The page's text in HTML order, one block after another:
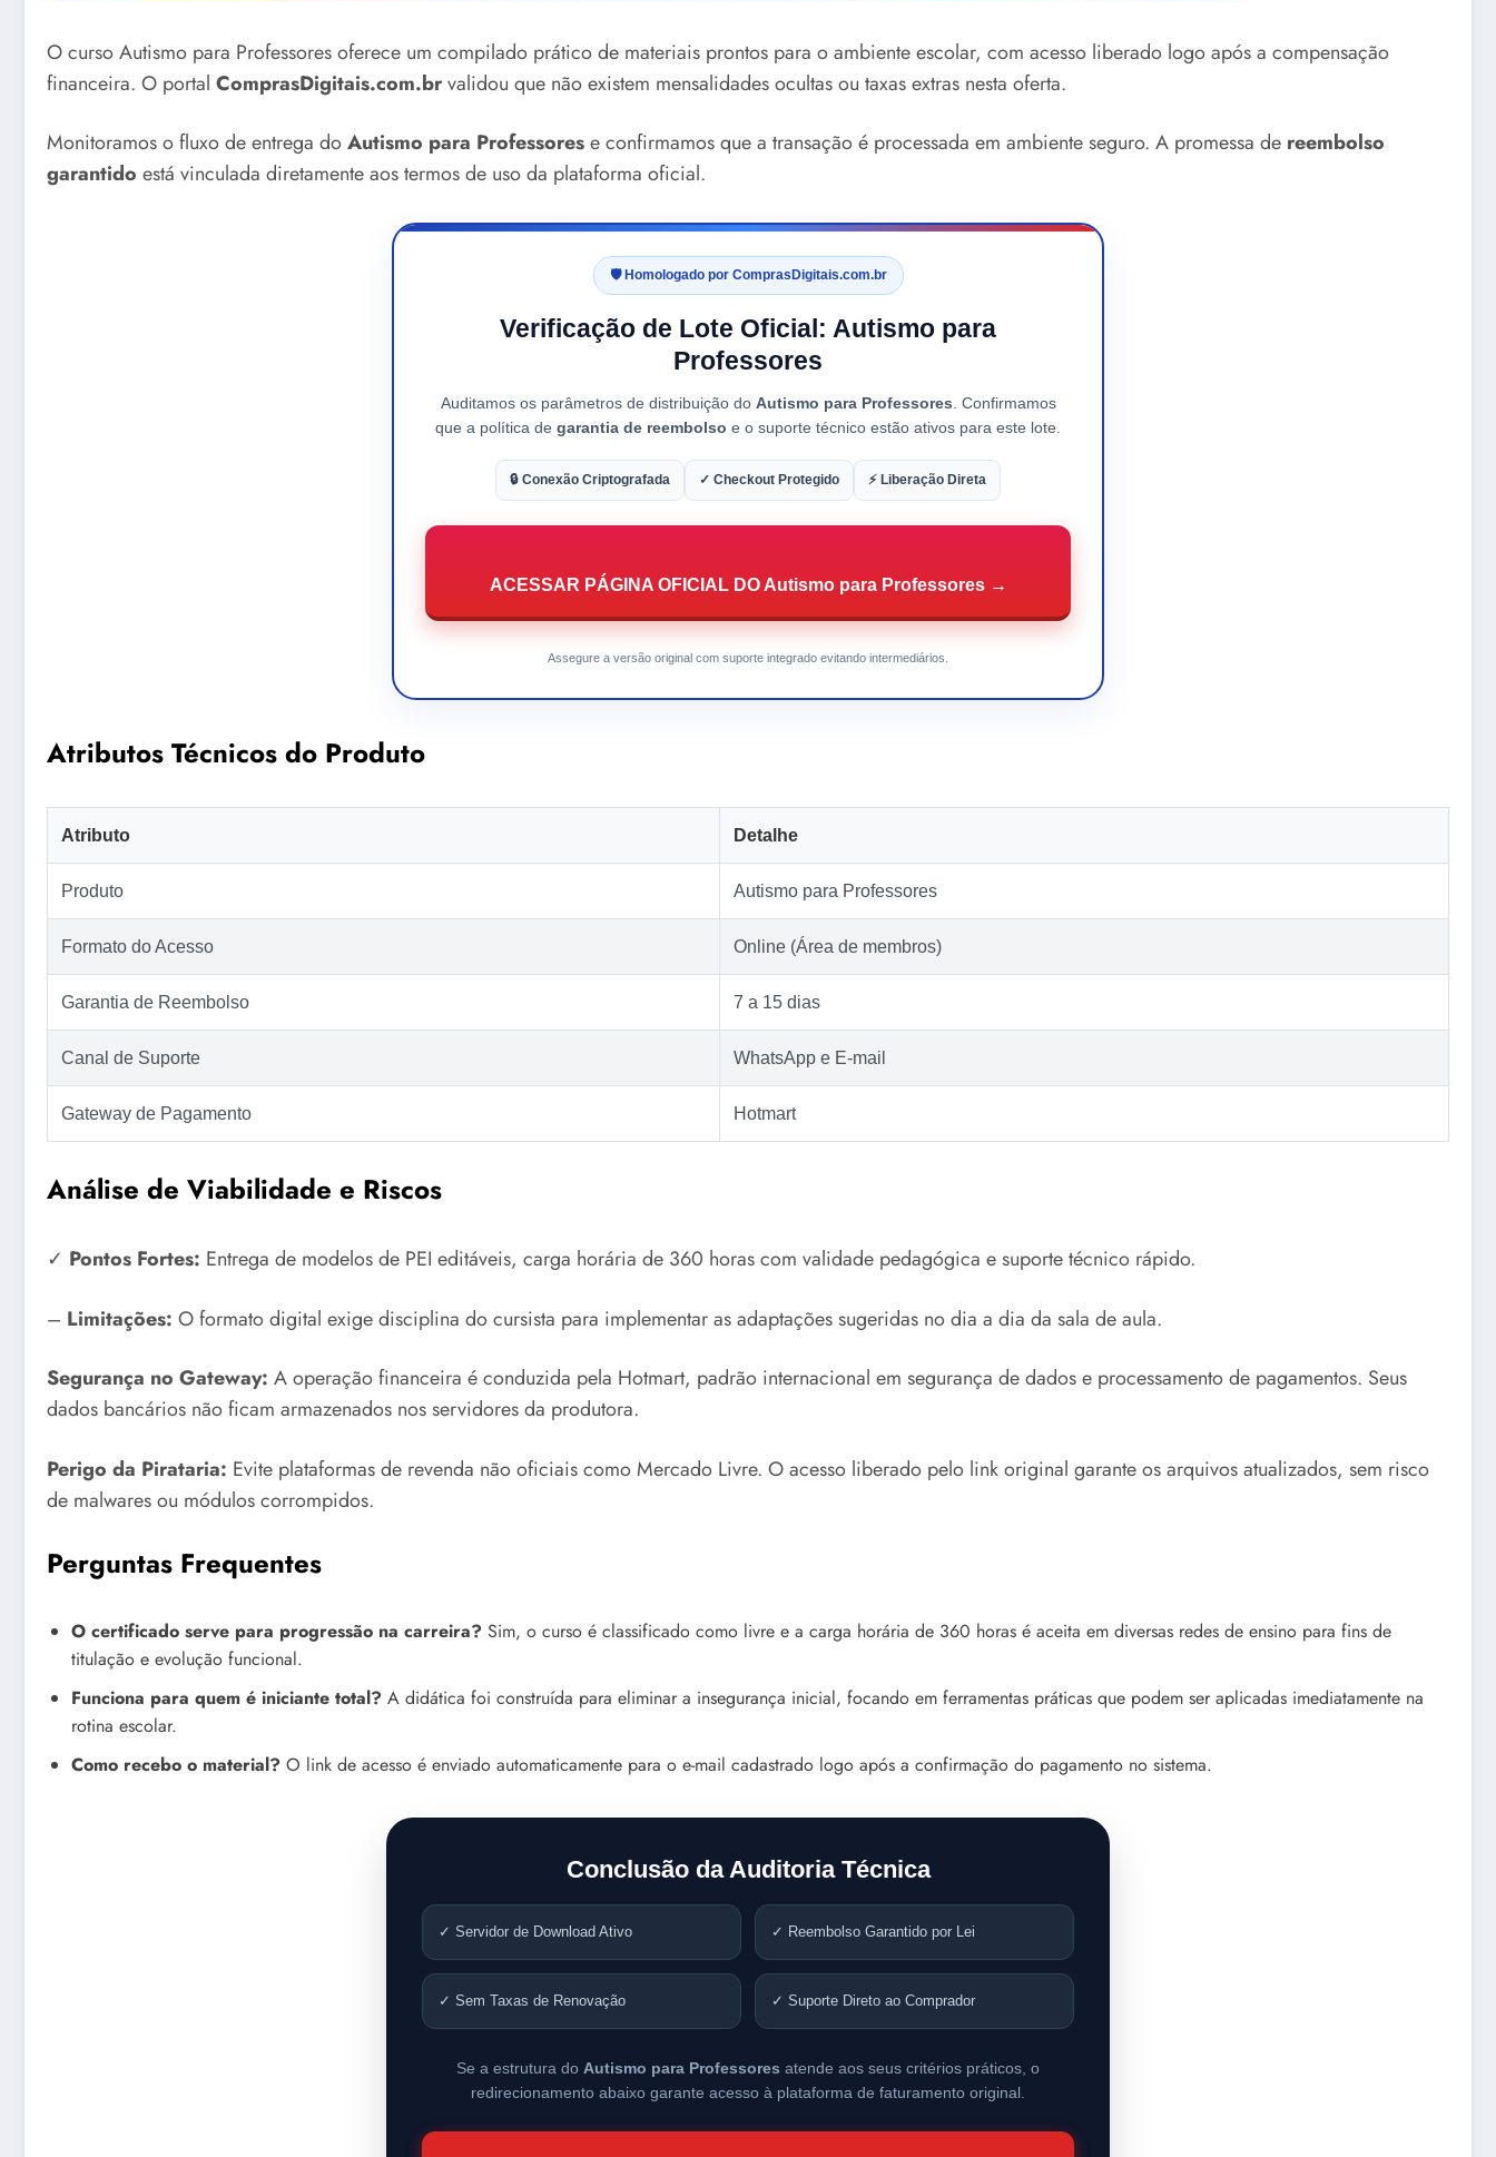
O curso Autismo para Professores oferece um compilado prático de materiais prontos para o ambiente escolar, com acesso liberado logo após a compensação
financeira. O portal ComprasDigitais.com.brvalidou que não existem mensalidades ocultas ou taxas extras nesta oferta.
Monitoramos o fluxo de entrega doAutismo para Professorese confirmamos que a transação é processada em ambiente seguro. A promessa de reembolso
garantido está vinculada diretamente aos termos de uso da plataforma oficial.
🛡️ Homologado por ComprasDigitais.com.br
Verificação de Lote Oficial: Autismo para
Professores
Auditamos os parâmetros de distribuição do Autismo para Professores. Confirmamos
que a política de garantia de reembolso e o suporte técnico estão ativos para este lote.
🔒 Conexão Criptografada ✓ Checkout Protegido ⚡ Liberação Direta
ACESSAR PÁGINA OFICIAL DO Autismo para Professores →
Assegure a versão original com suporte integrado evitando intermediários.
Atributos Técnicos do Produto
Atributo Detalhe
Produto Autismo para Professores
Formato do Acesso Online (Área de membros)
Garantia de Reembolso 7 a 15 dias
Canal de Suporte WhatsApp e E-mail
Gateway de Pagamento Hotmart
Análise de Viabilidade e Riscos
✓ Pontos Fortes: Entrega de modelos de PEI editáveis, carga horária de 360 horas com validade pedagógica e suporte técnico rápido.
– Limitações: O formato digital exige disciplina do cursista para implementar as adaptações sugeridas no dia a dia da sala de aula.
Segurança no Gateway: A operação financeira é conduzida pela Hotmart, padrão internacional em segurança de dados e processamento de pagamentos. Seus
dados bancários não ficam armazenados nos servidores da produtora.
Perigo da Pirataria: Evite plataformas de revenda não oficiais como Mercado Livre. O acesso liberado pelo link original garante os arquivos atualizados, sem risco
de malwares ou módulos corrompidos.
Perguntas Frequentes
O certificado serve para progressão na carreira? Sim, o curso é classificado como livre e a carga horária de 360 horas é aceita em diversas redes de ensino para fins de
titulação e evolução funcional.
Funciona para quem é iniciante total? A didática foi construída para eliminar a insegurança inicial, focando em ferramentas práticas que podem ser aplicadas imediatamente na
rotina escolar.
Como recebo o material? O link de acesso é enviado automaticamente para o e-mail cadastrado logo após a confirmação do pagamento no sistema.
Conclusão da Auditoria Técnica
✓ Servidor de Download Ativo ✓ Reembolso Garantido por Lei
✓ Sem Taxas de Renovação ✓ Suporte Direto ao Comprador
Se a estrutura do Autismo para Professores atende aos seus critérios práticos, o
redirecionamento abaixo garante acesso à plataforma de faturamento original.